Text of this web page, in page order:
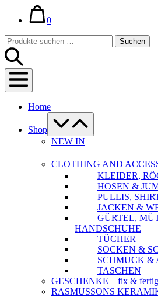
Warenkorb
0im
Suche-
Schalter
Suchen
nach:
Suchen
Menü-
Schalter
Home
Shop
Menü-
Schalter
NEW IN
CLOTHING AND
KLEIDER,
HOSEN &
PULLIS,
JACKEN &
GÜRTEL,
HANDSCHUHE
TÜCHER
SOCKEN &
SCHMUCK &
TASCHEN
GESCHENKE – fix & fertig
RASMUSSONS